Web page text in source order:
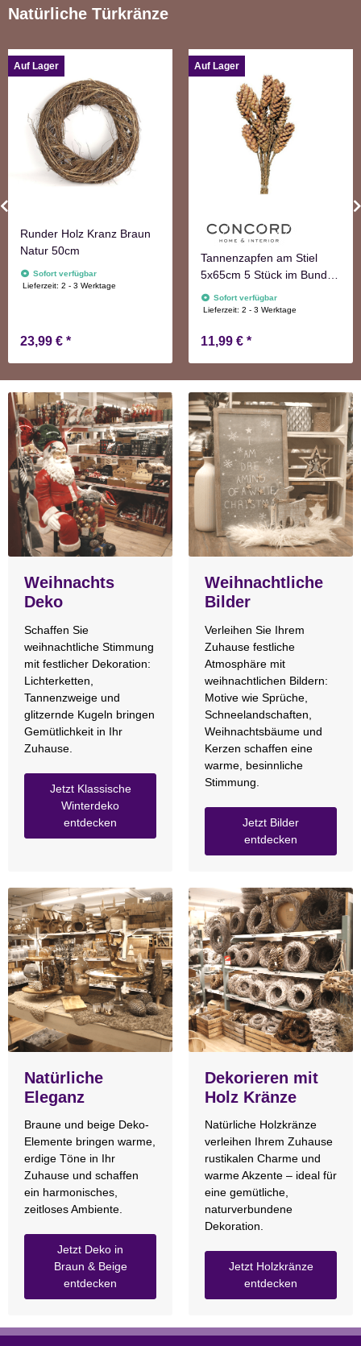
Natürliche Türkränze
Auf Lager
Runder Holz Kranz Braun
Natur 50cm
Sofort verfügbar
Lieferzeit:2 - 3 Werktage
23,99 € *
Auf Lager
Tannenzapfen am Stiel
5x65cm 5 Stück im Bund
natur Adventskranzdeko
Sofort verfügbar
Lieferzeit:2 - 3 Werktage
11,99 € *
Weihnachts
Deko
Schaffen Sie
weihnachtliche Stimmung
mit festlicher Dekoration:
Lichterketten,
Tannenzweige und
glitzernde Kugeln bringen
Gemütlichkeit in Ihr
Zuhause.
Jetzt Klassische
Winterdeko
entdecken
Weihnachtliche
Bilder
Verleihen Sie Ihrem
Zuhause festliche
Atmosphäre mit
weihnachtlichen Bildern:
Motive wie Sprüche,
Schneelandschaften,
Weihnachtsbäume und
Kerzen schaffen eine
warme, besinnliche
Stimmung.
Jetzt Bilder
entdecken
Natürliche
Eleganz
Braune und beige Deko-
Elemente bringen warme,
erdige Töne in Ihr
Zuhause und schaffen
ein harmonisches,
zeitloses Ambiente.
Jetzt Deko in
Braun & Beige
entdecken
Dekorieren mit
Holz Kränze
Natürliche Holzkränze
verleihen Ihrem Zuhause
rustikalen Charme und
warme Akzente – ideal für
eine gemütliche,
naturverbundene
Dekoration.
Jetzt Holzkränze
entdecken